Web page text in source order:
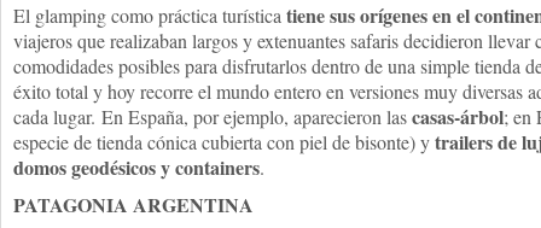
El glamping como práctica turística tiene sus orígenes en el
viajeros que realizaban largos y extenuantes safaris decidieron
comodidades posibles para disfrutarlos dentro de una simple tienda
éxito total y hoy recorre el mundo entero en versiones muy diversas
cada lugar. En España, por ejemplo, aparecieron lascasas-árbol; en
especie de tienda cónica cubierta con piel de bisonte) ytrailers de
domos geodésicos y containers.
PATAGONIA ARGENTINA